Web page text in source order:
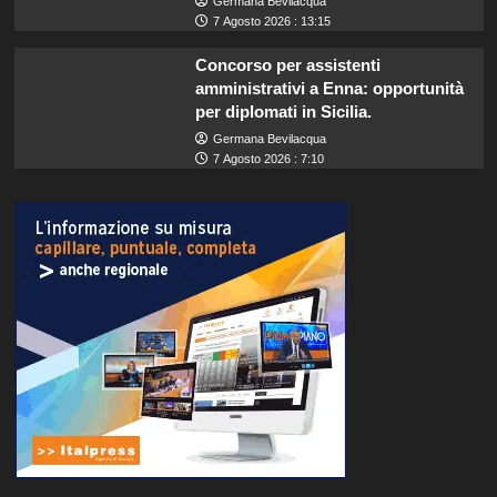
7 Agosto 2026 : 13:15
Concorso per assistenti
amministrativi a Enna: opportunità
per diplomati in Sicilia.
Germana Bevilacqua
7 Agosto 2026 : 7:10